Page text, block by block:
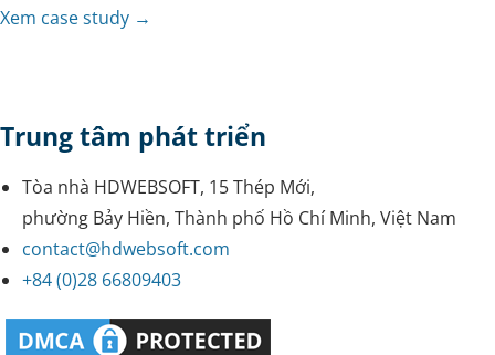
Xem case study →
Trung tâm phát triển
Tòa nhà HDWEBSOFT, 15 Thép Mới,
phường Bảy Hiền, Thành phố Hồ Chí Minh, Việt Nam
contact@hdwebsoft.com
+84 (0)28 66809403